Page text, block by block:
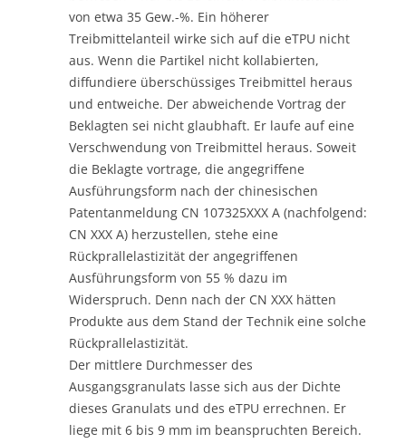
von etwa 35 Gew.-%. Ein höherer
Treibmittelanteil wirke sich auf die eTPU nicht
aus. Wenn die Partikel nicht kollabierten,
diffundiere überschüssiges Treibmittel heraus
und entweiche. Der abweichende Vortrag der
Beklagten sei nicht glaubhaft. Er laufe auf eine
Verschwendung von Treibmittel heraus. Soweit
die Beklagte vortrage, die angegriffene
Ausführungsform nach der chinesischen
Patentanmeldung CN 107325XXX A (nachfolgend:
CN XXX A) herzustellen, stehe eine
Rückprallelastizität der angegriffenen
Ausführungsform von 55 % dazu im
Widerspruch. Denn nach der CN XXX hätten
Produkte aus dem Stand der Technik eine solche
Rückprallelastizität.
Der mittlere Durchmesser des
Ausgangsgranulats lasse sich aus der Dichte
dieses Granulats und des eTPU errechnen. Er
liege mit 6 bis 9 mm im beanspruchten Bereich.